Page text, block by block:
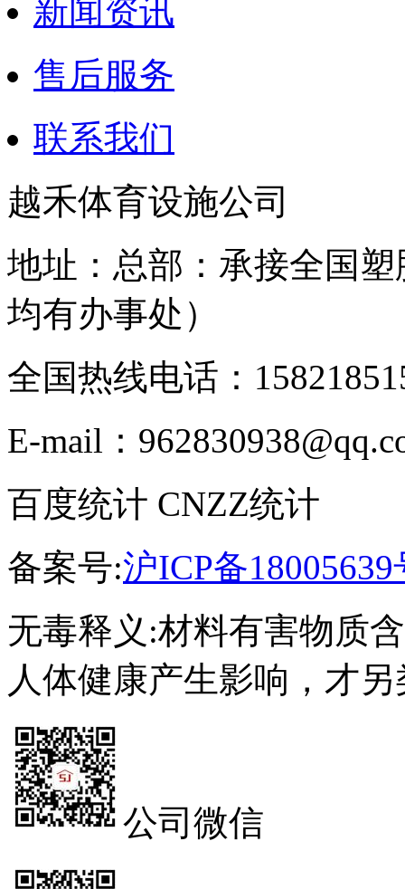
新闻资讯
售后服务
联系我们
越禾体育设施公司
地址：总部：承接全国
均有办事处）
全国热线电话：
E-mail：
百度统计 CNZZ统计
备案号:沪ICP备18005639
无毒释义:材料有害物质
人体健康产生影响，才
公司微信